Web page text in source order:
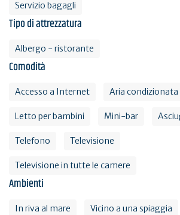
Servizio bagagli
Tipo di attrezzatura
Albergo - ristorante
Comodità
Accesso a Internet Aria condizionata
Letto per bambini Mini-bar
Telefono Televisione
Televisione in tutte le camere
Ambienti
In riva al mare Vicino a una spiaggia